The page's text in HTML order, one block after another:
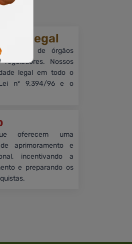
legal
de órgãos
Nossos
legal em todo o
nº 9.394/96 e o
oferecem uma
aprimoramento e
incentivando a
e preparando os